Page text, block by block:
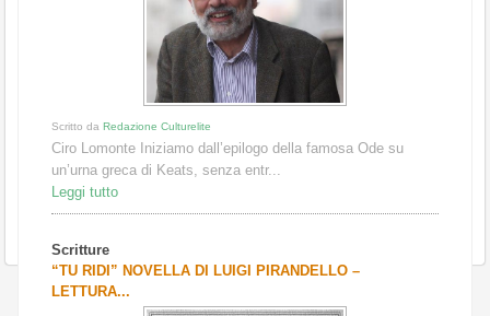
Scritto da Redazione Culturelite
Ciro Lomonte Iniziamo dall’epilogo della famosa Ode su
un’urna greca di Keats, senza entr...
Leggi tutto
Scritture
“TU RIDI” NOVELLA DI LUIGI PIRANDELLO –
LETTURA...